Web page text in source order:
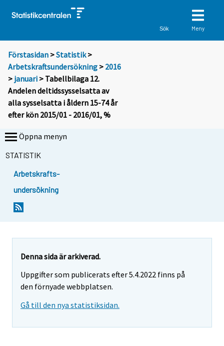
Sök Meny
Förstasidan >Statistik >
Arbetskraftsundersökning > 2016
> januari > Tabellbilaga 12.
Andelen deltidssysselsatta av
alla sysselsatta i åldern 15-74 år
efter kön 2015/01 - 2016/01, %
Öppna menyn
STATISTIK
Arbetskrafts-
undersökning
Denna sida är arkiverad.
Uppgifter som publicerats efter 5.4.2022 finns på
den förnyade webbplatsen.
Gå till den nya statistiksidan.